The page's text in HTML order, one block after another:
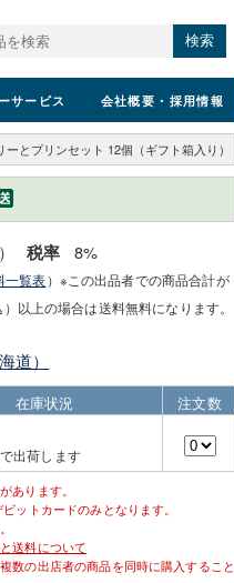
検索
サービス 会社概要 ・採用情報
ーとプリンセット 12個（ギフト箱入り）
税率 8%
一覧表）※この出品者での商品合計が
以上の場合は送料無料になります。
道）
在庫状況
注文数
出荷します
あります。
ットカードのみとなります。
送料について
数の出店者の商品を同時に購入すること